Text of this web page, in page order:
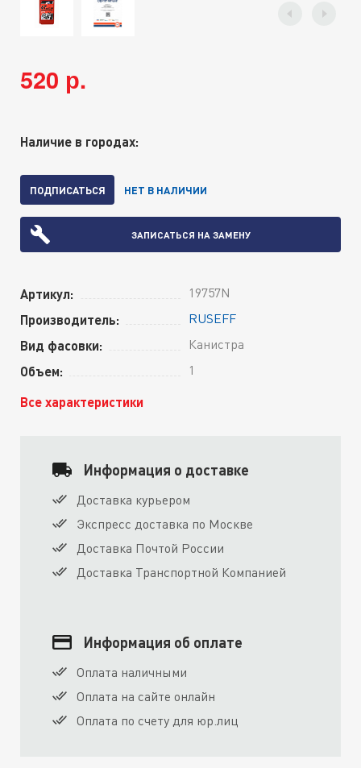
520 р.
Наличие в городах:
ПОДПИСАТЬСЯ НЕТ В НАЛИЧИИ
ЗАПИСАТЬСЯ НА ЗАМЕНУ
Артикул: 19757N
Производитель: RUSEFF
Вид фасовки: Канистра
Объем: 1
Все характеристики
Информация о доставке
Доставка курьером
Экспресс доставка по Москве
Доставка Почтой России
Доставка Транспортной Компанией
Информация об оплате
Оплата наличными
Оплата на сайте онлайн
Оплата по счету для юр.лиц